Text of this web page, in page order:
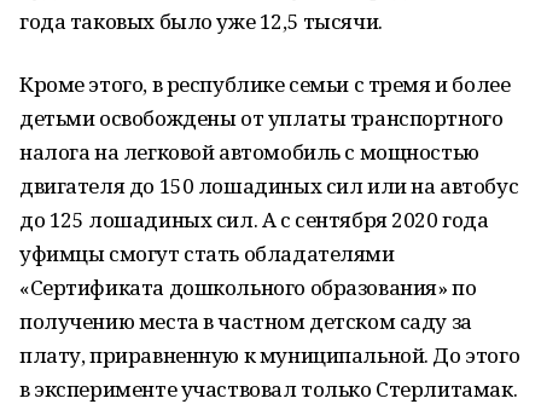
года таковых было уже 12,5 тысячи.
Кроме этого, в республике семьи с тремя и более
детьми освобождены от уплаты транспортного
налога на легковой автомобиль с мощностью
двигателя до 150 лошадиных сил или на автобус
до 125 лошадиных сил. А с сентября 2020 года
уфимцы смогут стать обладателями
«Сертификата дошкольного образования» по
получению места в частном детском саду за
плату, приравненную к муниципальной. До этого
в эксперименте участвовал только Стерлитамак.